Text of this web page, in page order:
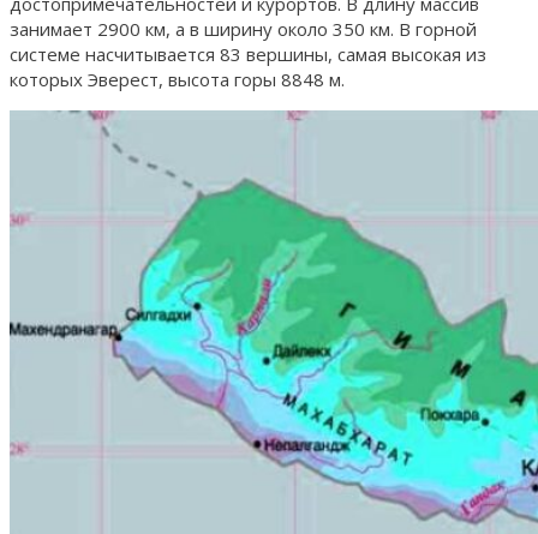
занимает 2900 км, а в ширину около 350 км. В горной
системе насчитывается 83 вершины, самая высокая из
которых Эверест, высота горы 8848 м.